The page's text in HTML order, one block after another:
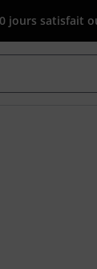
jours satisfait